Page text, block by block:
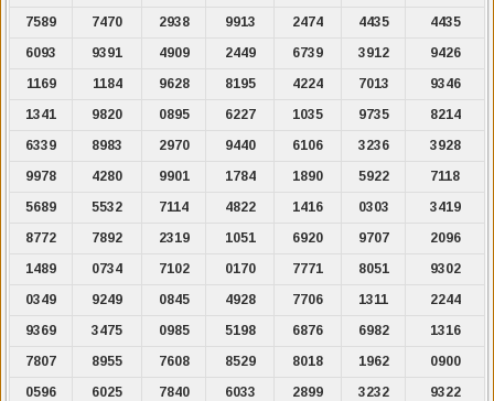
7589
7470 2938 9913 2474 4435
4435
6093
9391 4909 2449 6739 3912
9426
1169
1184 9628 8195 4224 7013
9346
1341
9820 0895 6227 1035 9735
8214
6339
8983 2970 9440 6106 3236
3928
9978
4280 9901 1784 1890 5922
7118
5689
5532 7114 4822 1416 0303
3419
8772
7892 2319 1051 6920 9707
2096
1489
0734 7102 0170 7771 8051
9302
0349
9249 0845 4928 7706 1311
2244
9369
3475 0985 5198 6876 6982
1316
7807
8955 7608 8529 8018 1962
0900
0596
6025 7840 6033 2899 3232
9322